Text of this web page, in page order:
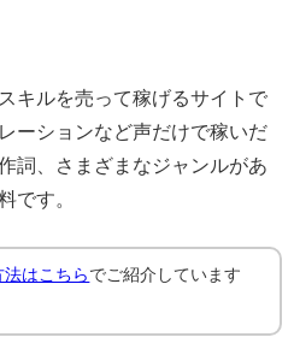
キルを売って稼げるサイトで
ーションなど声だけで稼いだ
詞、さまざまなジャンルがあ
です。
法はこちら でご紹介しています